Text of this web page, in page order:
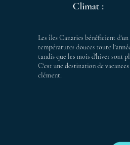
Climat :
Les îles Canaries bénéficient
températures douces toute
tandis que les mois d'hiver sont
C'est une destination de
clément.